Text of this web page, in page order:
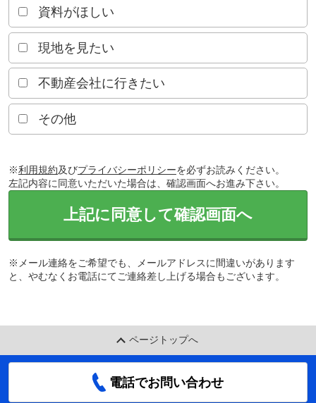
資料がほしい
現地を見たい
不動産会社に行きたい
その他
※利用規約及びプライバシーポリシーを必ずお読みください。
左記内容に同意いただいた場合は、確認画面へお進み下さい。
上記に同意して確認画面へ
※メール連絡をご希望でも、メールアドレスに間違いがあります
と、やむなくお電話にてご連絡差し上げる場合もございます。
ページトップへ
電話でお問い合わせ